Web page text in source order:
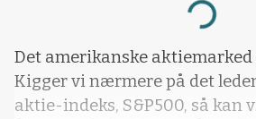
Loading...
Det amerikanske
Kigger vi nærmere på det
aktie-indeks, S&P500, så kan